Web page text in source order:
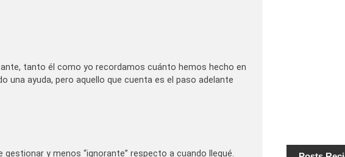
tanto él como yo recordamos cuánto hemos hecho en
una ayuda, pero aquello que cuenta es el paso adelante
y menos “ignorante” respecto a cuando llegué.